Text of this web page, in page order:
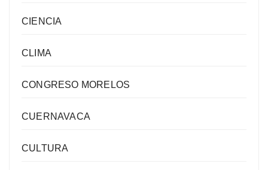
CIENCIA
CLIMA
CONGRESO MORELOS
CUERNAVACA
CULTURA